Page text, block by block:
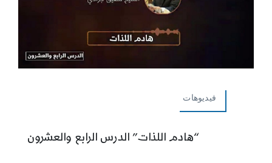
فيديوهات
“هادم اللذات” الدرس الرابع والعشرون